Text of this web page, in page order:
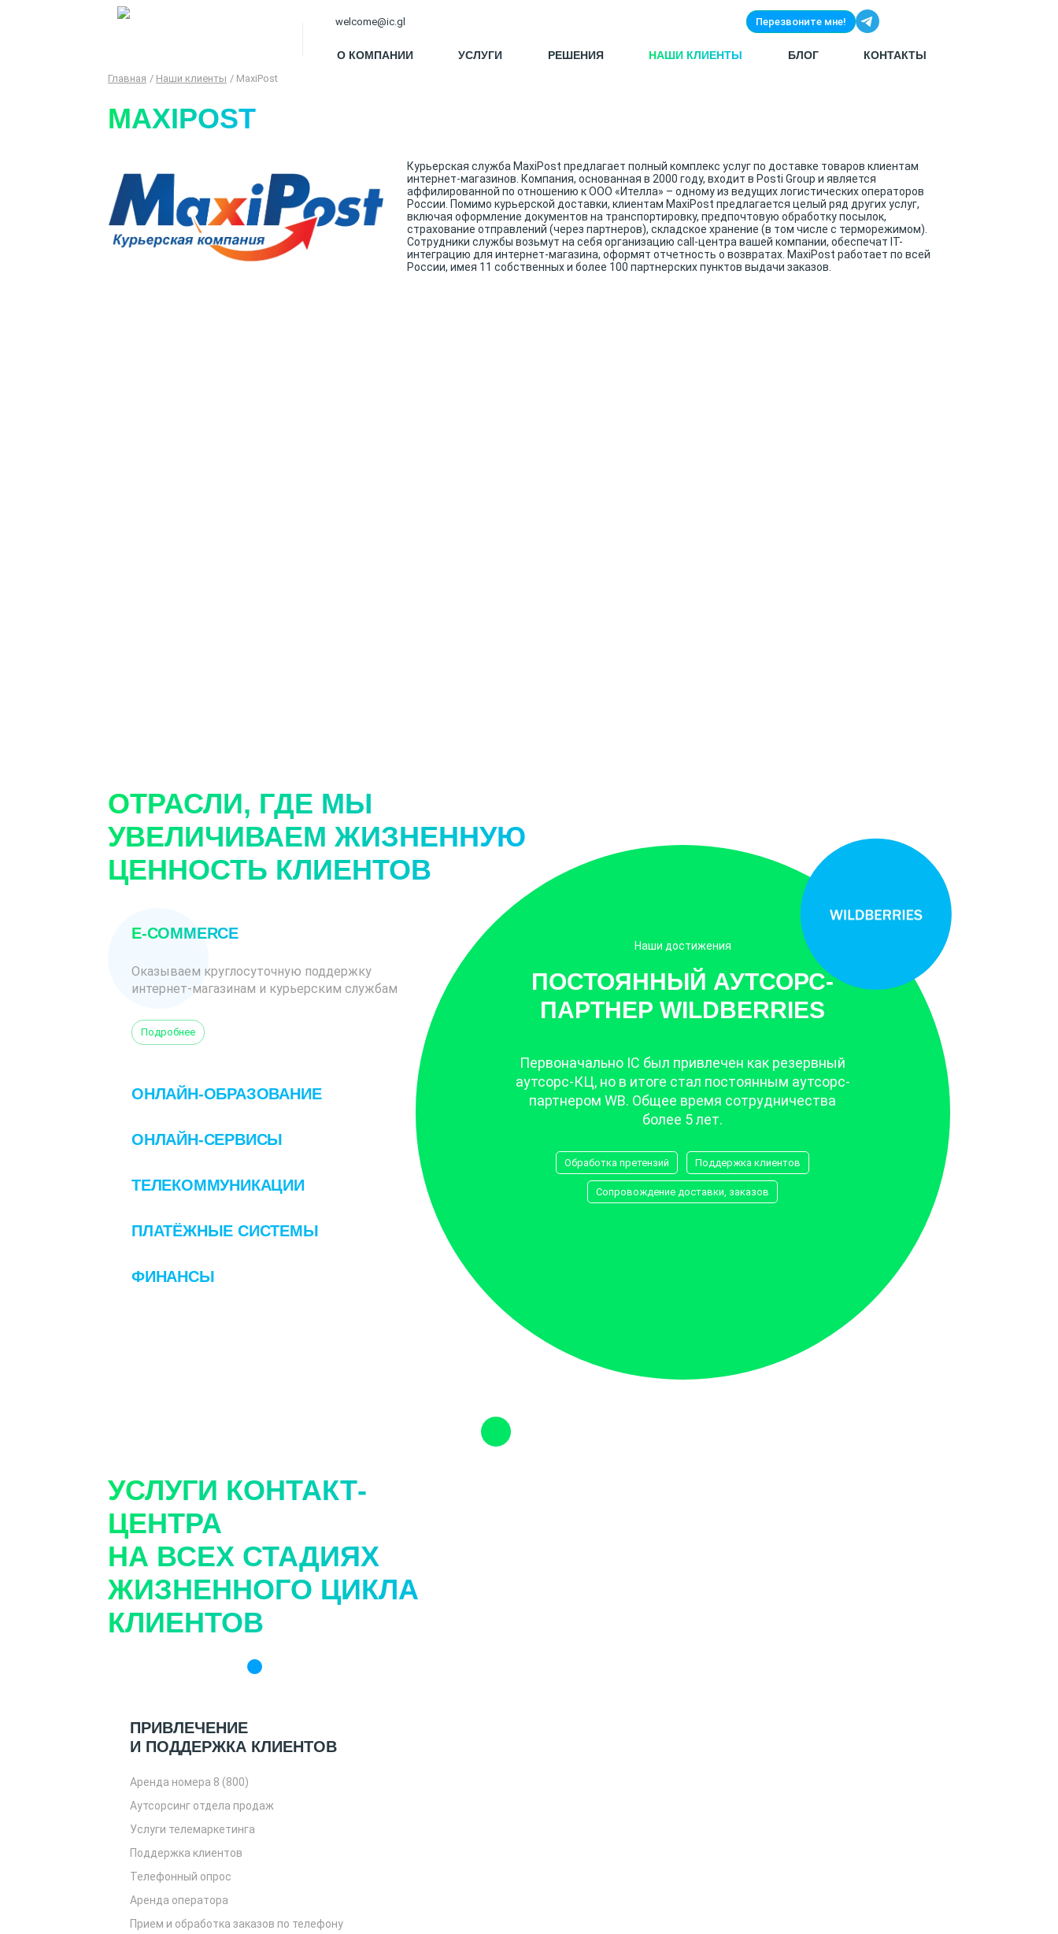
welcome@ic.gl Перезвоните мне!
О КОМПАНИИ УСЛУГИ РЕШЕНИЯ НАШИ КЛИЕНТЫ БЛОГ КОНТАКТЫ
Главная Наши клиенты MaxiPost
MAXIPOST
Курьерская служба MaxiPost предлагает полный комплекс услуг по доставке товаров клиентам
интернет-магазинов. Компания, основанная в 2000 году, входит в Posti Group и является
аффилированной по отношению к ООО «Ителла» – одному из ведущих логистических операторов
России. Помимо курьерской доставки, клиентам MaxiPost предлагается целый ряд других услуг,
включая оформление документов на транспортировку, предпочтовую обработку посылок,
страхование отправлений (через партнеров), складское хранение (в том числе с терморежимом).
Сотрудники службы возьмут на себя организацию call-центра вашей компании, обеспечат IT-
интеграцию для интернет-магазина, оформят отчетность о возвратах. MaxiPost работает по всей
России, имея 11 собственных и более 100 партнерских пунктов выдачи заказов.
ОТРАСЛИ, ГДЕ МЫ
УВЕЛИЧИВАЕМ ЖИЗНЕННУЮ
ЦЕННОСТЬ КЛИЕНТОВ
E-COMMERCE
Оказываем круглосуточную поддержку
интернет-магазинам и курьерским службам
Подробнее
ОНЛАЙН-ОБРАЗОВАНИЕ
ОНЛАЙН-СЕРВИСЫ
ТЕЛЕКОММУНИКАЦИИ
ПЛАТЁЖНЫЕ СИСТЕМЫ
ФИНАНСЫ
Наши достижения
ПОСТОЯННЫЙ АУТСОРС-
ПАРТНЕР WILDBERRIES
Первоначально IC был привлечен как резервный
аутсорс-КЦ, но в итоге стал постоянным аутсорс-
партнером WB. Общее время сотрудничества
более 5 лет.
Обработка претензий Поддержка клиентов
Сопровождение доставки, заказов
УСЛУГИ КОНТАКТ-
ЦЕНТРА
НА ВСЕХ СТАДИЯХ
ЖИЗНЕННОГО ЦИКЛА
КЛИЕНТОВ
ПРИВЛЕЧЕНИЕ
И ПОДДЕРЖКА КЛИЕНТОВ
Аренда номера 8 (800)
Аутсорсинг отдела продаж
Услуги телемаркетинга
Поддержка клиентов
Телефонный опрос
Аренда оператора
Прием и обработка заказов по телефону